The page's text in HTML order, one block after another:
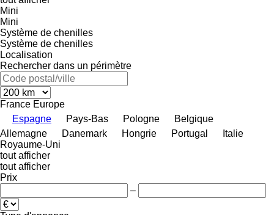
Mini
Mini
Système de chenilles
Système de chenilles
Localisation
Rechercher dans un périmètre
France Europe
Espagne
Pays-Bas Pologne
Belgique
Allemagne
Danemark Hongrie Portugal
Italie
Royaume-Uni
tout afficher
tout afficher
Prix
–